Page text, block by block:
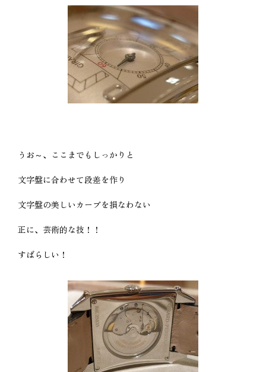
うお～、ここまでもしっかりと
文字盤に合わせて段差を作り
文字盤の美しいカーブを損なわない
正に、芸術的な技！！
すばらしい！